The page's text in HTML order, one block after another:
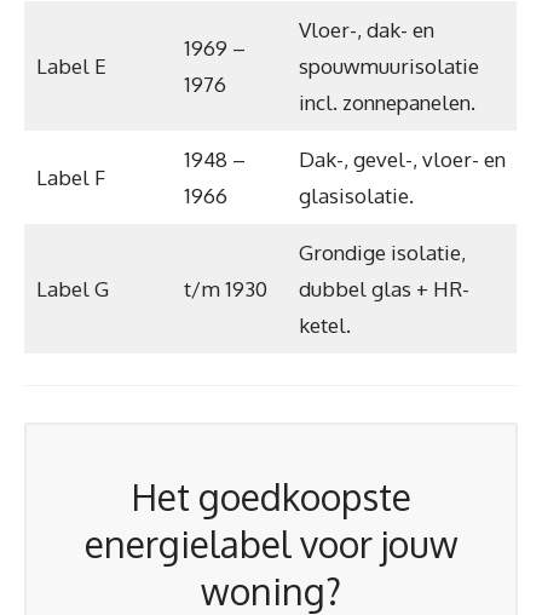
Label E
1969 –
1976
Vloer-, dak- en
spouwmuurisolatie
incl. zonnepanelen.
Label F
1948 –
1966
Dak-, gevel-, vloer- en
glasisolatie.
Label G t/m 1930
Grondige isolatie,
dubbel glas + HR-
ketel.
Het goedkoopste
energielabel voor jouw
woning?